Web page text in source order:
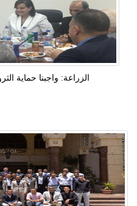
الزراعة: واجبنا حماية